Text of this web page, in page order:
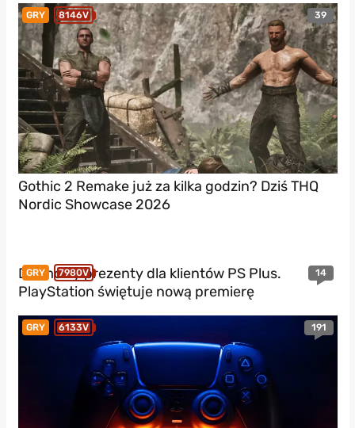
GRY 8146V 39
Gothic 2 Remake już za kilka godzin? Dziś THQ
Nordic Showcase 2026
GRY 7980V 14
Darmowy prezenty dla klientów PS Plus.
PlayStation świętuje nową premierę
GRY 6133V 191